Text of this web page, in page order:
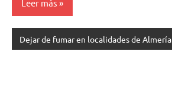
Leer más
Dejar de fumar en localidades de Almería